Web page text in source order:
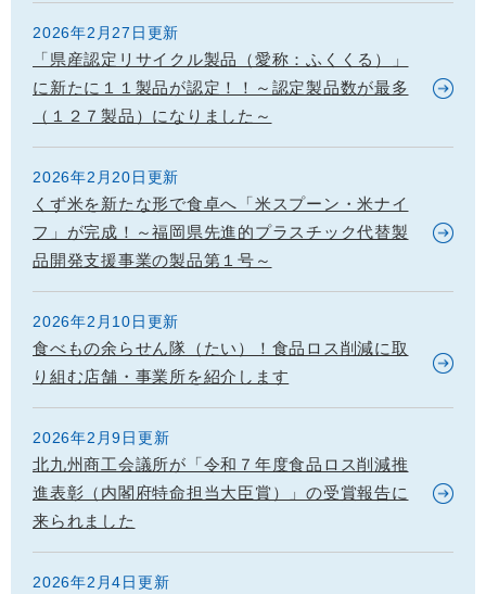
2026年2月27日更新
「県産認定リサイクル製品（愛称：ふくくる）」
に新たに１１製品が認定！！～認定製品数が最多
（１２７製品）になりました～
2026年2月20日更新
くず米を新たな形で食卓へ「米スプーン・米ナイ
フ」が完成！～福岡県先進的プラスチック代替製
品開発支援事業の製品第１号～
2026年2月10日更新
食べもの余らせん隊（たい）！食品ロス削減に取
り組む店舗・事業所を紹介します
2026年2月9日更新
北九州商工会議所が「令和７年度食品ロス削減推
進表彰（内閣府特命担当大臣賞）」の受賞報告に
来られました
2026年2月4日更新